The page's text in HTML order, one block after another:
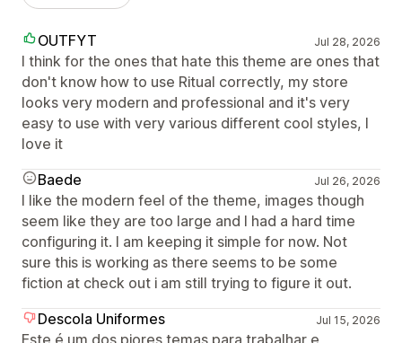
OUTFYT Jul 28, 2026
I think for the ones that hate this theme are ones that
don't know how to use Ritual correctly, my store
looks very modern and professional and it's very
easy to use with very various different cool styles, I
love it
Baede
Jul 26, 2026
I like the modern feel of the theme, images though
seem like they are too large and I had a hard time
configuring it. I am keeping it simple for now. Not
sure this is working as there seems to be some
fiction at check out i am still trying to figure it out.
Descola Uniformes
Jul 15, 2026
Este é um dos piores temas para trabalhar e